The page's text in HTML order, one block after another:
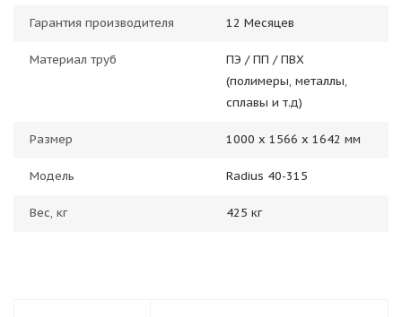
Гарантия производителя 12 Месяцев
Материал труб
ПЭ / ПП / ПВХ
(полимеры, металлы,
сплавы и т.д)
Размер 1000 x 1566 x 1642 мм
Модель Radius 40-315
Вес, кг 425 кг